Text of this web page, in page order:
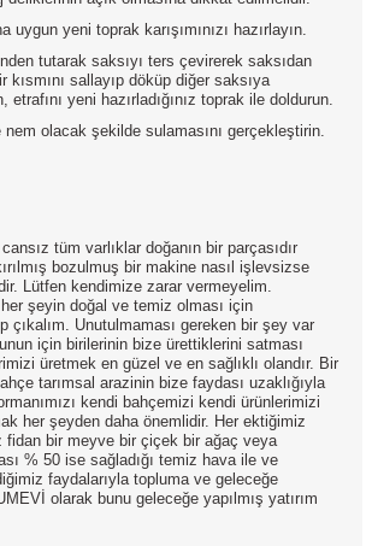
uygun yeni toprak karışımınızı hazırlayın.
tutarak saksıyı ters çevirerek saksıdan
kısmını sallayıp döküp diğer saksıya
yeni hazırladığınız toprak ile doldurun.
olacak şekilde sulamasını gerçekleştirin.
tüm varlıklar doğanın bir parçasıdır
bozulmuş bir makine nasıl işlevsizse
Lütfen kendimize zarar vermeyelim.
şeyin doğal ve temiz olması için
çıkalım. Unutulmaması gereken bir şey var
için birilerinin bize ürettiklerini satması
üretmek en güzel ve en sağlıklı olandır. Bir
tarımsal arazinin bize faydası uzaklığıyla
kendi bahçemizi kendi ürünlerimizi
her şeyden daha önemlidir. Her ektiğimiz
fidan bir meyve bir çiçek bir ağaç veya
% 50 ise sağladığı temiz hava ile ve
faydalarıyla topluma ve geleceğe
olarak bunu geleceğe yapılmış yatırım